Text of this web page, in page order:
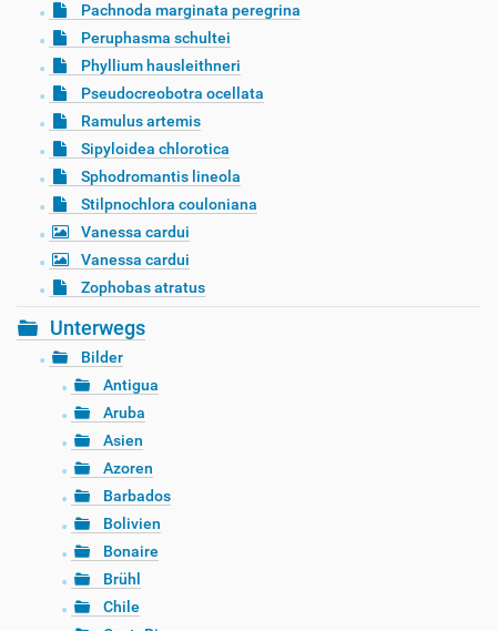
Pachnoda marginata peregrina
Peruphasma schultei
Phyllium hausleithneri
Pseudocreobotra ocellata
Ramulus artemis
Sipyloidea chlorotica
Sphodromantis lineola
Stilpnochlora couloniana
Vanessa cardui
Vanessa cardui
Zophobas atratus
Unterwegs
Bilder
Antigua
Aruba
Asien
Azoren
Barbados
Bolivien
Bonaire
Brühl
Chile